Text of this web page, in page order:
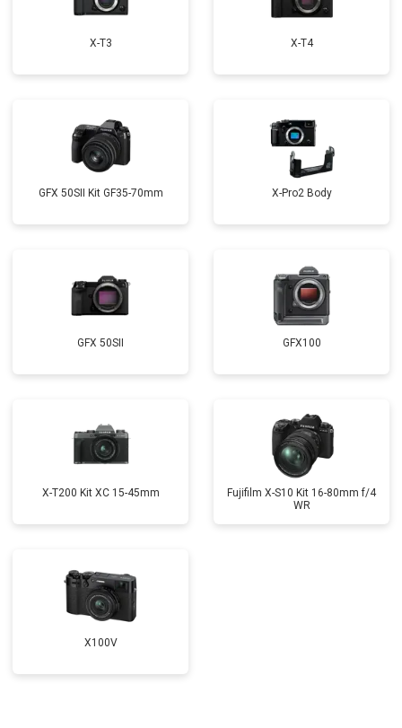
X-T3 X-T4
GFX 50SII Kit GF35-70mm X-Pro2 Body
GFX 50SII GFX100
X-T200 Kit XC 15-45mm
Fujifilm X-S10 Kit 16-80mm f/4
WR
X100V